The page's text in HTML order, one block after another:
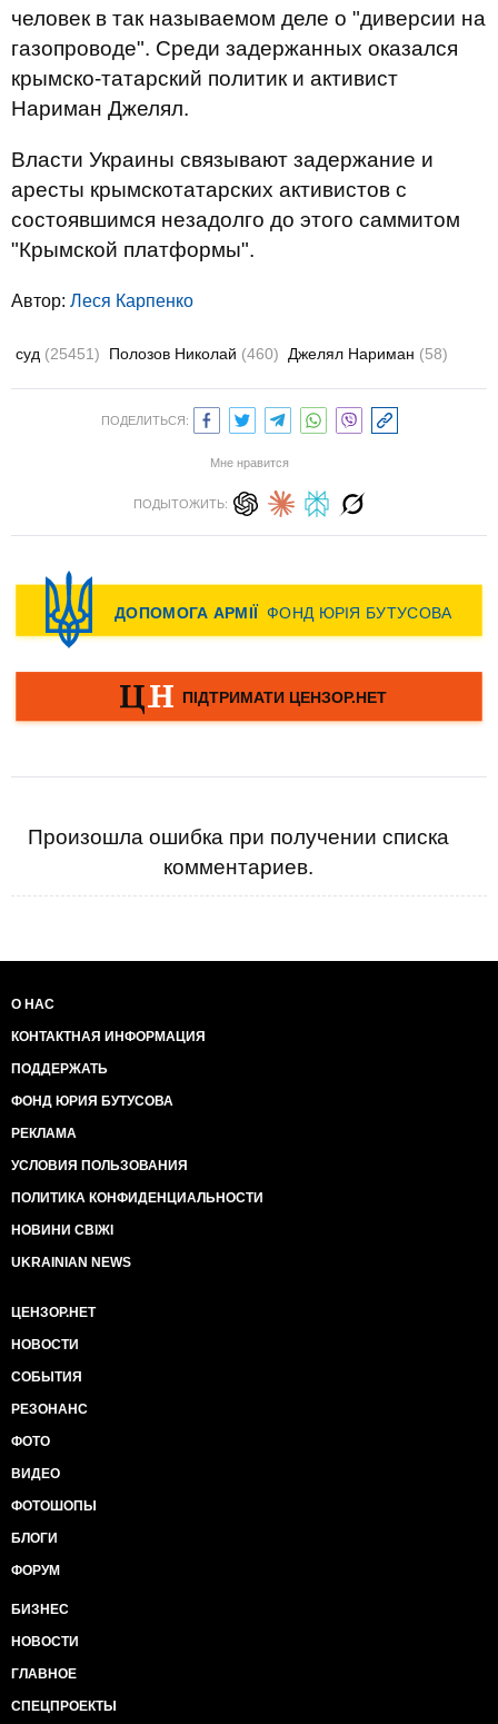
человек в так называемом деле о "диверсии на
газопроводе". Среди задержанных оказался
крымско-татарский политик и активист
Нариман Джелял.
Власти Украины связывают задержание и
аресты крымскотатарских активистов с
состоявшимся незадолго до этого саммитом
"Крымской платформы".
Автор: Леся Карпенко
суд (25451) Полозов Николай (460) Джелял Нариман (58)
ПОДЕЛИТЬСЯ:
Мне нравится
ПОДЫТОЖИТЬ:
Произошла ошибка при получении списка
комментариев.
О НАС
КОНТАКТНАЯ ИНФОРМАЦИЯ
ПОДДЕРЖАТЬ
ФОНД ЮРИЯ БУТУСОВА
РЕКЛАМА
УСЛОВИЯ ПОЛЬЗОВАНИЯ
ПОЛИТИКА КОНФИДЕНЦИАЛЬНОСТИ
НОВИНИ СВІЖІ
UKRAINIAN NEWS
ЦЕНЗОР.НЕТ
НОВОСТИ
СОБЫТИЯ
РЕЗОНАНС
ФОТО
ВИДЕО
ФОТОШОПЫ
БЛОГИ
ФОРУМ
БИЗНЕС
НОВОСТИ
ГЛАВНОЕ
СПЕЦПРОЕКТЫ